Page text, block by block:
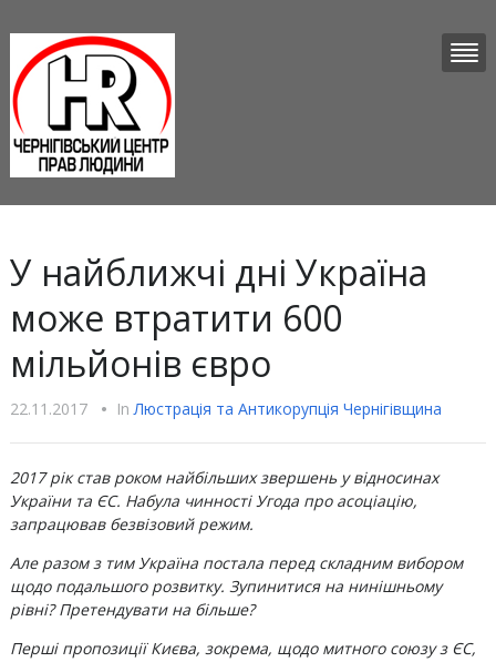
У найближчі дні Україна
може втратити 600
мільйонів євро
22.11.2017 • InЛюстрацiя та Антикорупцiя Чернігівщина
2017 рік став роком найбільших звершень у відносинах
України та ЄС. Набула чинності Угода про асоціацію,
запрацював безвізовий режим.
Але разом з тим Україна постала перед складним вибором
щодо подальшого розвитку. Зупинитися на нинішньому
рівні? Претендувати на більше?
Перші пропозиції Києва, зокрема, щодо митного союзу з ЄС,